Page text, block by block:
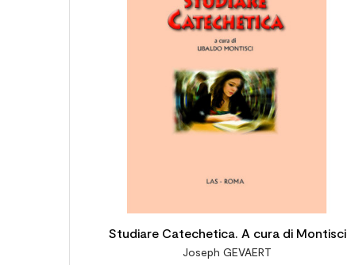
Studiare Catechetica. A cura di Montisci
Ubaldo
Joseph GEVAERT